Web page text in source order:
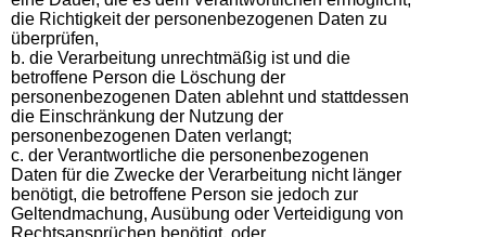
die Richtigkeit der personenbezogenen Daten zu
überprüfen,
b. die Verarbeitung unrechtmäßig ist und die
betroffene Person die Löschung der
personenbezogenen Daten ablehnt und stattdessen
die Einschränkung der Nutzung der
personenbezogenen Daten verlangt;
c. der Verantwortliche die personenbezogenen
Daten für die Zwecke der Verarbeitung nicht länger
benötigt, die betroffene Person sie jedoch zur
Geltendmachung, Ausübung oder Verteidigung von
Rechtsansprüchen benötigt, oder